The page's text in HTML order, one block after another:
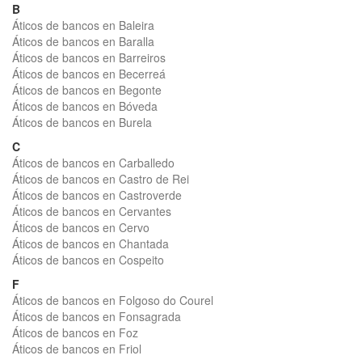
B
Áticos de bancos en Baleira
Áticos de bancos en Baralla
Áticos de bancos en Barreiros
Áticos de bancos en Becerreá
Áticos de bancos en Begonte
Áticos de bancos en Bóveda
Áticos de bancos en Burela
C
Áticos de bancos en Carballedo
Áticos de bancos en Castro de Rei
Áticos de bancos en Castroverde
Áticos de bancos en Cervantes
Áticos de bancos en Cervo
Áticos de bancos en Chantada
Áticos de bancos en Cospeito
F
Áticos de bancos en Folgoso do Courel
Áticos de bancos en Fonsagrada
Áticos de bancos en Foz
Áticos de bancos en Friol